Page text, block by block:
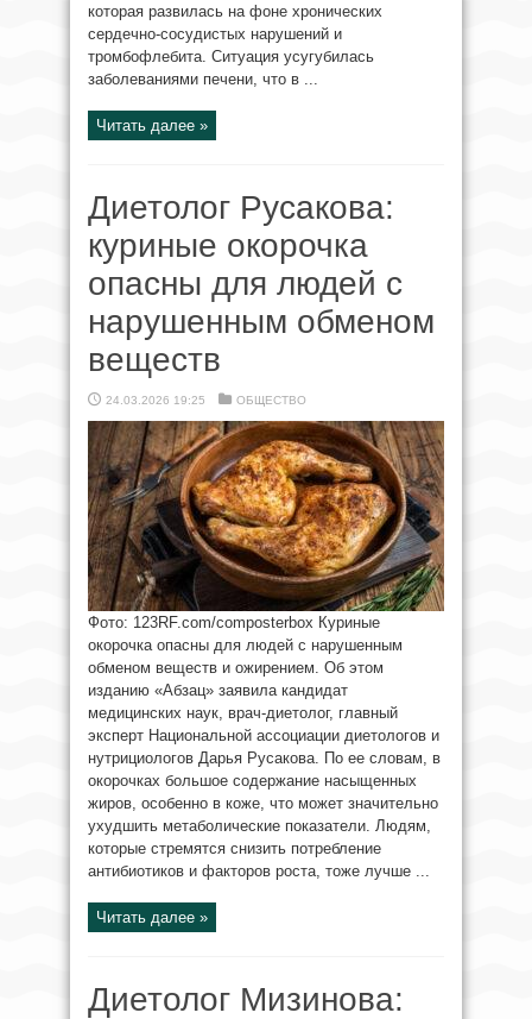
которая развилась на фоне хронических
сердечно-сосудистых нарушений и
тромбофлебита. Ситуация усугубилась
заболеваниями печени, что в ...
Читать далее »
Диетолог Русакова:
куриные окорочка
опасны для людей с
нарушенным обменом
веществ
24.03.2026 19:25 ОБЩЕСТВО
Фото: 123RF.com/composterbox Куриные
окорочка опасны для людей с нарушенным
обменом веществ и ожирением. Об этом
изданию «Абзац» заявила кандидат
медицинских наук, врач‑диетолог, главный
эксперт Национальной ассоциации диетологов и
нутрициологов Дарья Русакова. По ее словам, в
окорочках большое содержание насыщенных
жиров, особенно в коже, что может значительно
ухудшить метаболические показатели. Людям,
которые стремятся снизить потребление
антибиотиков и факторов роста, тоже лучше ...
Читать далее »
Диетолог Мизинова: